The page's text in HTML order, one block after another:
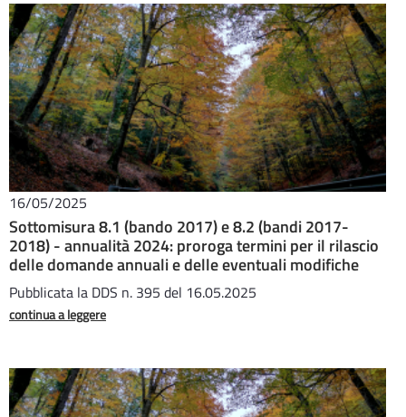
16/05/2025
Sottomisura 8.1 (bando 2017) e 8.2 (bandi 2017-
2018) - annualità 2024: proroga termini per il rilascio
delle domande annuali e delle eventuali modifiche
Pubblicata la DDS n. 395 del 16.05.2025
continua a leggere